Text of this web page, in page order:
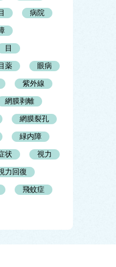
病院
目
薬 眼病
紫外線
網膜剥離
網膜裂孔
緑内障
状 視力
力回復
飛蚊症